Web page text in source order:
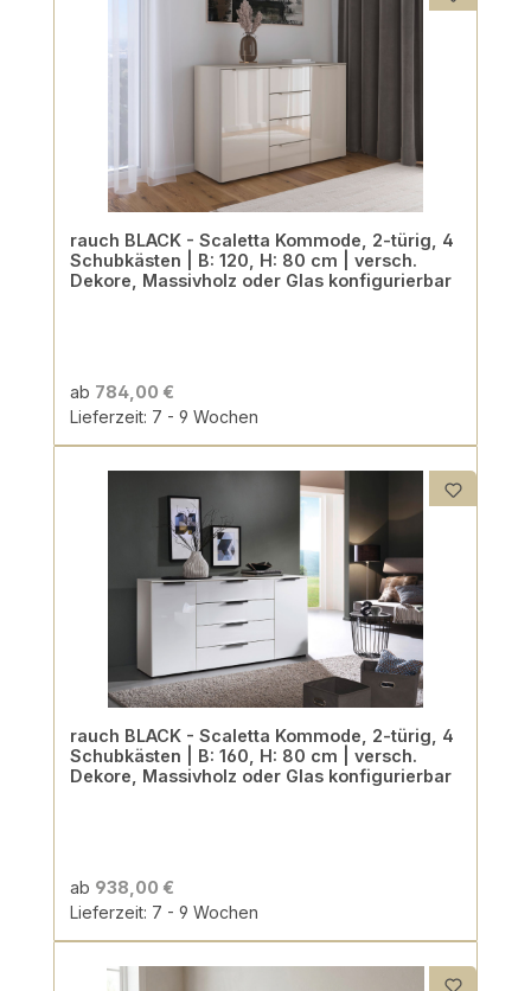
rauch BLACK - Scaletta Kommode, 2-türig, 4
Schubkästen | B: 120, H: 80 cm | versch.
Dekore, Massivholz oder Glas konfigurierbar
ab 784,00 €
Lieferzeit: 7 - 9 Wochen
rauch BLACK - Scaletta Kommode, 2-türig, 4
Schubkästen | B: 160, H: 80 cm | versch.
Dekore, Massivholz oder Glas konfigurierbar
ab 938,00 €
Lieferzeit: 7 - 9 Wochen